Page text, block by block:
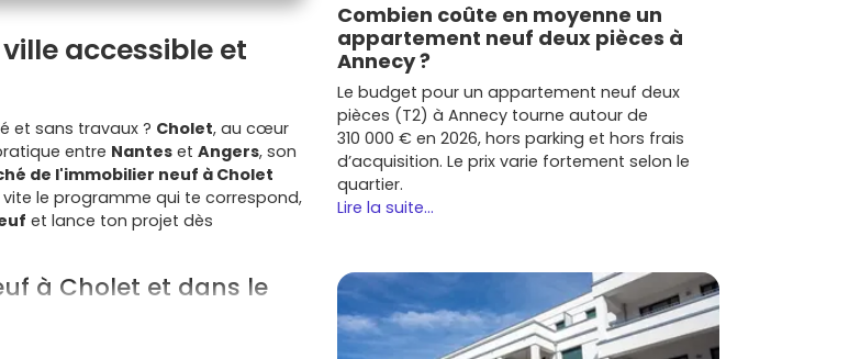
accessible et
et sans travaux ? Cholet, au cœur
entre Nantes et Angers, son
de l'immobilier neuf à Cholet
le programme qui te correspond,
et lance ton projet dès
à Cholet et dans le
Combien coûte en moyenne un
appartement neuf deux pièces à
Annecy ?
Le budget pour un appartement neuf deux
pièces (T2) à Annecy tourne autour de
310 000 € en 2026, hors parking et hors frais
d’acquisition. Le prix varie fortement selon le
quartier.
Lire la suite...